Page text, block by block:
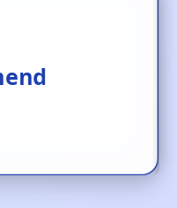
[f.]